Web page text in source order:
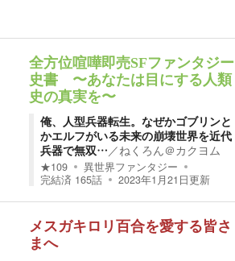
全方位喧嘩即売SFファンタジー
史書 〜あなたは目にする人類
史の真実を〜
俺、人型兵器転生。なぜかゴブリンと
かエルフがいる未来の崩壊世界を近代
兵器で無双…／ねくろん＠カクヨム
★109
異世界ファンタジー
完結済 165話 2023年1月21日更新
メスガキロリ百合を愛する皆さ
まへ